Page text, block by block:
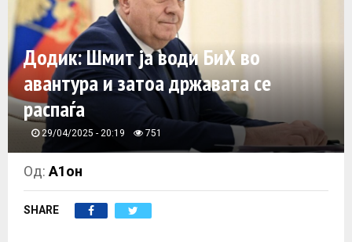
A
R
Y
M
E
Додик: Шмит ја води БиХ во
авантура и затоа државата се
распаѓа
29/04/2025 - 20:19 751
Од:А1он
SHARE